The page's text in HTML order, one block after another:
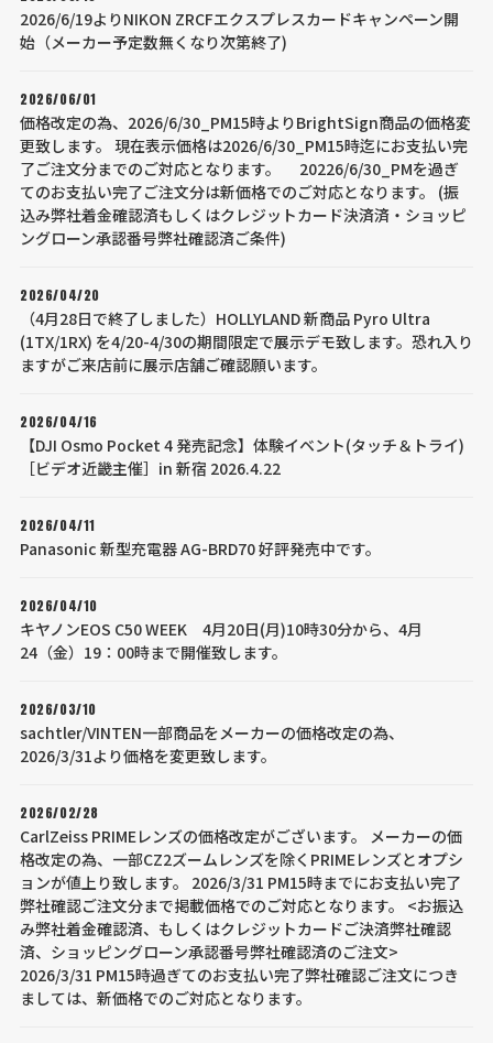
2026/6/19よりNIKON ZRCFエクスプレスカードキャンペーン開
始（メーカー予定数無くなり次第終了)
2026/06/01
価格改定の為、2026/6/30_PM15時よりBrightSign商品の価格変
更致します。 現在表示価格は2026/6/30_PM15時迄にお支払い完
了ご注文分までのご対応となります。 20226/6/30_PMを過ぎ
てのお支払い完了ご注文分は新価格でのご対応となります。 (振
込み弊社着金確認済もしくはクレジットカード決済済・ショッピ
ングローン承認番号弊社確認済ご条件)
2026/04/20
（4月28日で終了しました）HOLLYLAND 新商品 Pyro Ultra
(1TX/1RX) を4/20-4/30の期間限定で展示デモ致します。恐れ入り
ますがご来店前に展示店舗ご確認願います。
2026/04/16
【DJI Osmo Pocket 4 発売記念】体験イベント(タッチ＆トライ)
［ビデオ近畿主催］in 新宿 2026.4.22
2026/04/11
Panasonic 新型充電器 AG-BRD70 好評発売中です。
2026/04/10
キヤノンEOS C50 WEEK 4月20日(月)10時30分から、4月
24（金）19：00時まで開催致します。
2026/03/10
sachtler/VINTEN一部商品をメーカーの価格改定の為、
2026/3/31より価格を変更致します。
2026/02/28
CarlZeiss PRIMEレンズの価格改定がございます。 メーカーの価
格改定の為、一部CZ2ズームレンズを除くPRIMEレンズとオプシ
ョンが値上り致します。 2026/3/31 PM15時までにお支払い完了
弊社確認ご注文分まで掲載価格でのご対応となります。 <お振込
み弊社着金確認済、もしくはクレジットカードご決済弊社確認
済、ショッピングローン承認番号弊社確認済のご注文>
2026/3/31 PM15時過ぎてのお支払い完了弊社確認ご注文につき
ましては、新価格でのご対応となります。